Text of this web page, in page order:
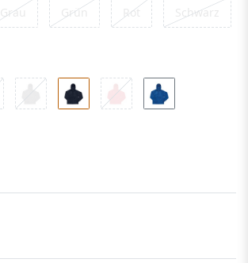
Grau Grün Rot Schwarz